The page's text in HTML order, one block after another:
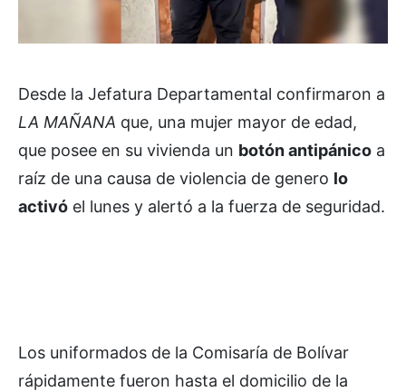
Desde la Jefatura Departamental confirmaron a
LA MAÑANA que, una mujer mayor de edad,
que posee en su vivienda un botón antipánico a
raíz de una causa de violencia de genero lo
activó el lunes y alertó a la fuerza de seguridad.
Los uniformados de la Comisaría de Bolívar
rápidamente fueron hasta el domicilio de la